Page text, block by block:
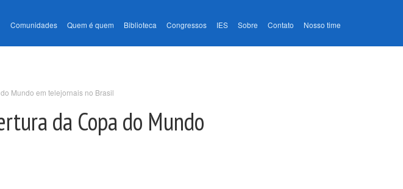
Comunidades Quem é quem Biblioteca Congressos IES Sobre Contato Nosso time
Mundo em telejornais no Brasil
da Copa do Mundo